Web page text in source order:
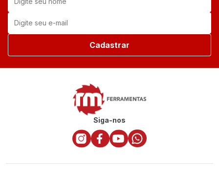
Cadastrar
Siga-nos